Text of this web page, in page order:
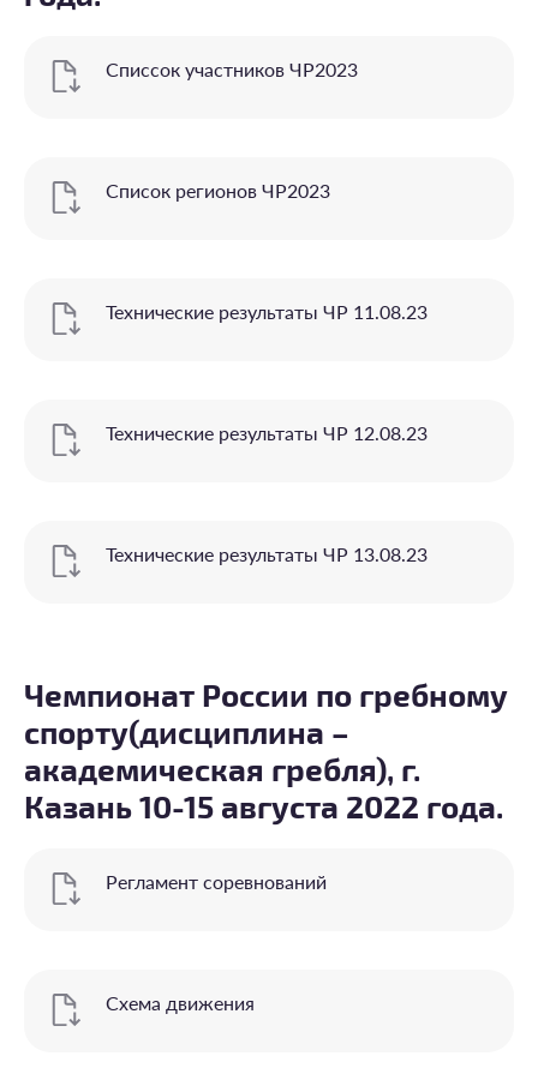
Списсок участников ЧР2023
Список регионов ЧР2023
Технические результаты ЧР 11.08.23
Технические результаты ЧР 12.08.23
Технические результаты ЧР 13.08.23
Чемпионат России по гребному
спорту(дисциплина –
академическая гребля), г.
Казань 10-15 августа 2022 года.
Регламент соревнований
Схема движения